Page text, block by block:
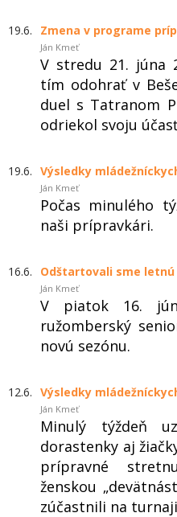
19.6. Zmena v programe
Ján Kmeť
V stredu 21. júna
tím odohrať v
duel s Tatranom
odriekol svoju
19.6. Výsledky
Ján Kmeť
Počas minulého
naši prípravkári.
16.6. Odštartovali sme
Ján Kmeť
V piatok 16.
ružomberský
novú sezónu.
12.6. Výsledky
Ján Kmeť
Minulý týždeň
dorastenky aj
prípravné
ženskou
zúčastnili na